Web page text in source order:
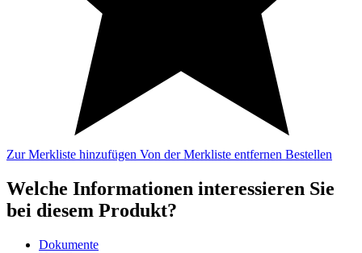
Zur Merkliste hinzufügen Von der Merkliste entfernen Bestellen
Welche Informationen interessieren Sie
bei diesem Produkt?
Dokumente